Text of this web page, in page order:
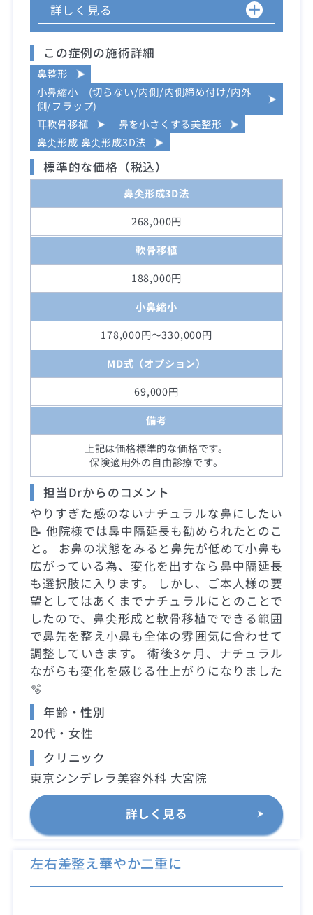
詳しく見る
この症例の施術詳細
鼻整形
小鼻縮小 (切らない/内側/内側締め付け/内外
側/フラップ)
耳軟骨移植
鼻を小さくする美整形
鼻尖形成 鼻尖形成3D法
標準的な価格（税込）
鼻尖形成3D法
268,000円
軟骨移植
188,000円
小鼻縮小
178,000円～330,000円
MD式（オプション）
69,000円
備考
上記は価格標準的な価格です。
保険適用外の自由診療です。
担当Drからのコメント
やりすぎた感のないナチュラルな鼻にしたい
📝 他院様では鼻中隔延長も勧められたとのこ
と。 お鼻の状態をみると鼻先が低めて小鼻も
広がっている為、変化を出すなら鼻中隔延長
も選択肢に入ります。 しかし、ご本人様の要
望としてはあくまでナチュラルにとのことで
したので、鼻尖形成と軟骨移植でできる範囲
で鼻先を整え小鼻も全体の雰囲気に合わせて
調整していきます。 術後3ヶ月、ナチュラル
ながらも変化を感じる仕上がりになりました
🫧
年齢・性別
20代・女性
クリニック
東京シンデレラ美容外科 大宮院
詳しく見る
左右差整え華やか二重に